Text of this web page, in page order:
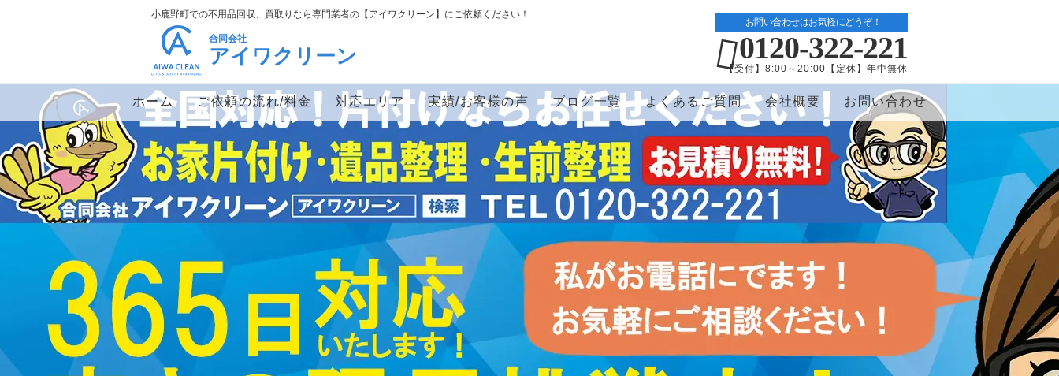
小鹿野町での不用品回収、買取りなら専門業者の【アイワクリーン】にご依頼ください！
合同会社
アイワクリーン
お問い合わせはお気軽にどうぞ！
0120-322-221
【受付】8:00～20:00【定休】年中無休
ホーム ご依頼の流れ/料金 対応エリア 実績/お客様の声 ブログ一覧 よくあるご質問 会社概要 お問い合わせ